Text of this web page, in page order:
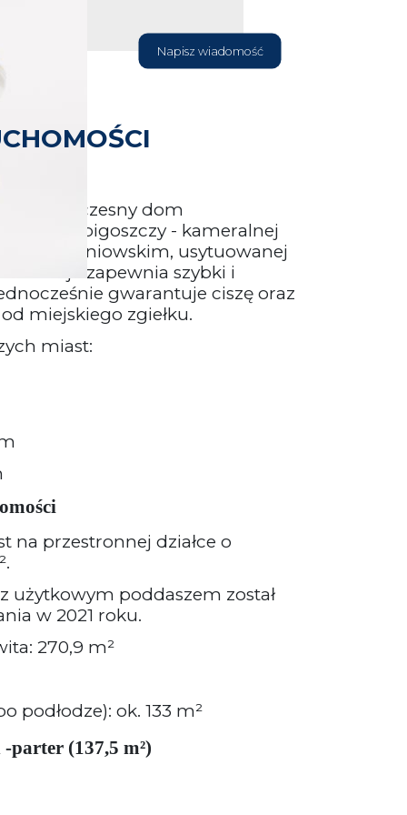
Napisz wiadomość
nowoczesny dom
w Babigoszczy - kameralnej
goleniowskim, usytuowanej
zapewnia szybki i
gwarantuje ciszę oraz
miejskiego zgiełku.
miast:
na przestronnej działce o
użytkowym poddaszem został
w 2021 roku.
270,9 m²
podłodze): ok. 133 m²
-parter (137,5 m²)